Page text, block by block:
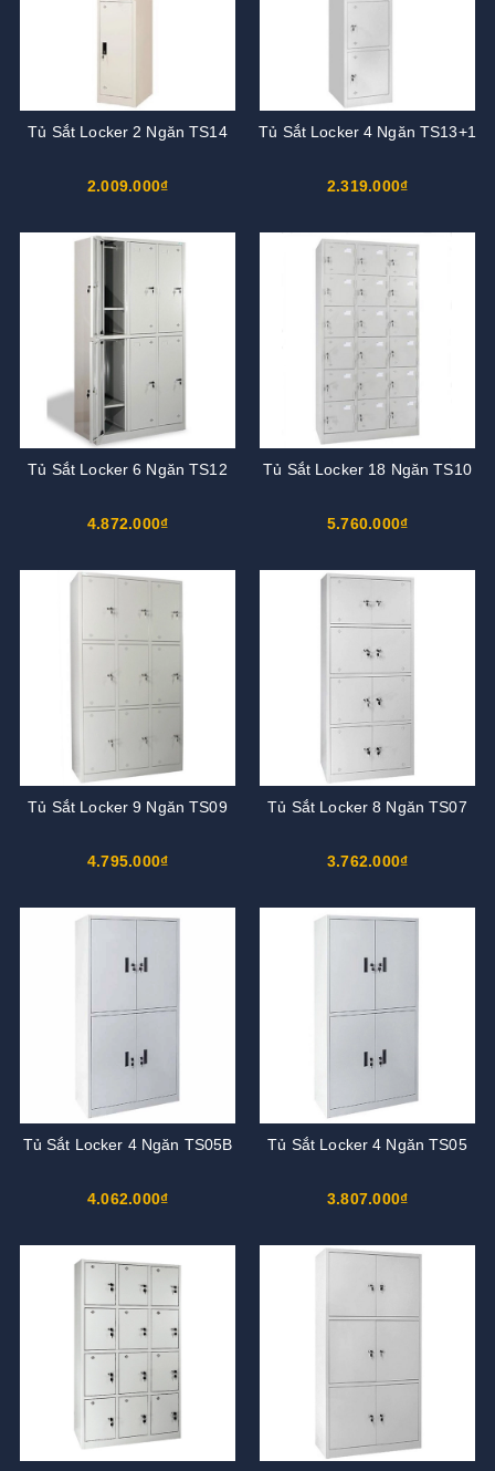
Tủ Sắt Locker 2 Ngăn TS14
2.009.000₫
Tủ Sắt Locker 4 Ngăn TS13+1
2.319.000₫
Tủ Sắt Locker 6 Ngăn TS12
4.872.000₫
Tủ Sắt Locker 18 Ngăn TS10
5.760.000₫
Tủ Sắt Locker 9 Ngăn TS09
4.795.000₫
Tủ Sắt Locker 8 Ngăn TS07
3.762.000₫
Tủ Sắt Locker 4 Ngăn TS05B
4.062.000₫
Tủ Sắt Locker 4 Ngăn TS05
3.807.000₫